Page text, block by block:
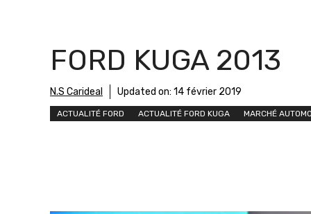
FORD KUGA 2013
N.S Carideal Updated on: 14 février 2019
ACTUALITÉ FORD ACTUALITÉ FORD KUGA MARCHÉ